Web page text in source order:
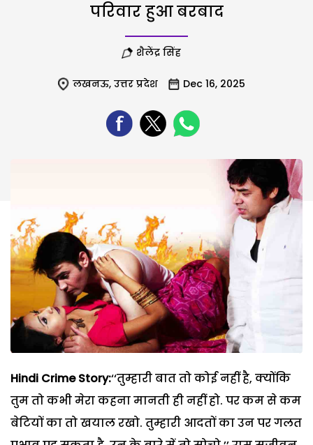
परिवार हुआ बरबाद
शैलेंद्र सिंह
लखनऊ, उत्तर प्रदेश Dec 16, 2025
Hindi Crime Story:‘‘तुम्हारी बात तो कोई नहीं है, क्योंकि
तुम तो कभी मेरा कहना मानती ही नहीं हो. पर कम से कम
बेटियों का तो खयाल रखो. तुम्हारी आदतों का उन पर गलत